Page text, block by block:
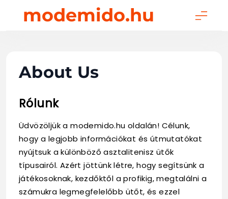
modemido.hu
About Us
Rólunk
Üdvözöljük a modemido.hu oldalán! Célunk,
hogy a legjobb információkat és útmutatókat
nyújtsuk a különböző asztalitenisz ütők
típusairól. Azért jöttünk létre, hogy segítsünk a
játékosoknak, kezdőktől a profikig, megtalálni a
számukra legmegfelelőbb ütőt, és ezzel